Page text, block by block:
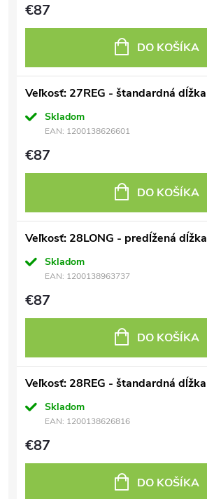
€87
DO KOŠÍKA
Veľkosť: 27REG - štandardná dĺžka
Skladom
EAN: 1200138626601
€87
DO KOŠÍKA
Veľkosť: 28LONG - predĺžená dĺžka
Skladom
EAN: 1200138963737
€87
DO KOŠÍKA
Veľkosť: 28REG - štandardná dĺžka
Skladom
EAN: 1200138626816
€87
DO KOŠÍKA